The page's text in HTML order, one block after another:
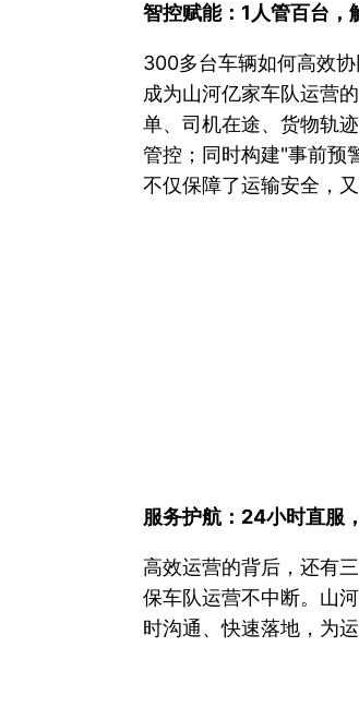
智控赋能：1人管百台，
300多台车辆如何高效
成为山河亿家车队运营
单、司机在途、货物轨
管控；同时构建"事前预
不仅保障了运输安全，
服务护航：24小时直服
高效运营的背后，还有
保车队运营不中断。山
时沟通、快速落地，为运